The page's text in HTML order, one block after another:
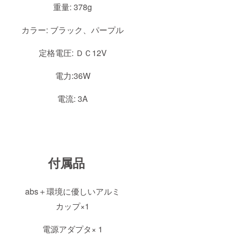
重量: 378g
カラー: ブラック、パープル
定格電圧: ＤＣ12V
電力:36W
電流: 3A
付属品
abs＋環境に優しいアルミ
カップ×1
電源アダプタ× 1